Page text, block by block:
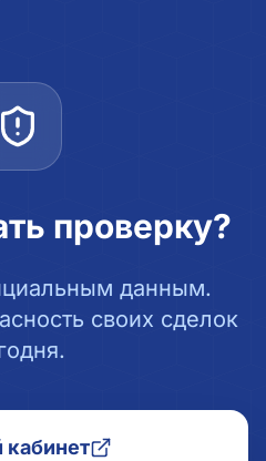
проверку?
данным.
своих сделок